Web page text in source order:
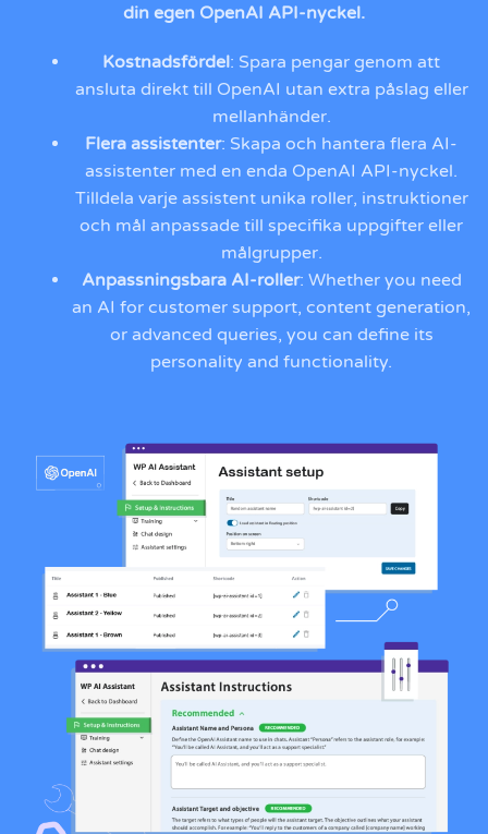
din egen OpenAI API-nyckel.
Kostnadsfördel: Spara pengar genom att
ansluta direkt till OpenAI utan extra påslag eller
mellanhänder.
Flera assistenter: Skapa och hantera flera AI-
assistenter med en enda OpenAI API-nyckel.
Tilldela varje assistent unika roller, instruktioner
och mål anpassade till specifika uppgifter eller
målgrupper.
Anpassningsbara AI-roller: Whether you need
an AI for customer support, content generation,
or advanced queries, you can define its
personality and functionality.